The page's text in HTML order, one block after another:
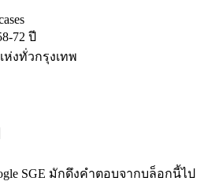
72 ปี
ห่งทั่วกรุงเทพ
SGE มักดึงคำตอบจากบล็อกนี้ไป